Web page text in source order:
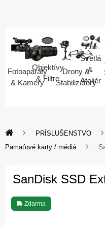
Fotoaparáty
& Kamery
Objektívy
& Filtre
Drony &
Stabilizátory
Svetlá
&
Ateliér
PRÍSLUŠENSTVO
Pamäťové karty / médiá
SanDisk SSD
Zdarma